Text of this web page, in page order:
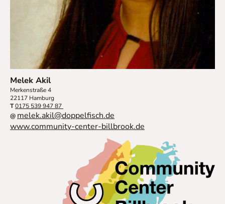
Melek Akil
Merkenstraße 4
22117 Hamburg
T0175 539 947 87
@ melek.akil@doppelfisch.de
www.community-center-billbrook.de